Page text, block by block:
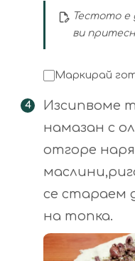
Тестото е
ви
Маркирай
Изсипвоме
намазан с
отгоре
се стараем
на топка.